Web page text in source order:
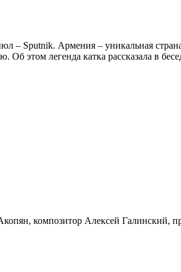
– Sputnik. Армения – уникальная
этом легенда катка рассказала в
композитор Алексей Галинский,